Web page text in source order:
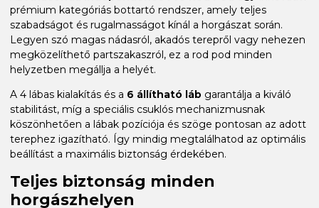
prémium kategóriás bottartó rendszer, amely teljes
szabadságot és rugalmasságot kínál a horgászat során.
Legyen szó magas nádasról, akadós terepről vagy nehezen
megközelíthető partszakaszról, ez a rod pod minden
helyzetben megállja a helyét.
A 4 lábas kialakítás és a 6 állítható láb garantálja a kiváló
stabilitást, míg a speciális csuklós mechanizmusnak
köszönhetően a lábak pozíciója és szöge pontosan az adott
terephez igazítható. Így mindig megtalálhatod az optimális
beállítást a maximális biztonság érdekében.
Teljes biztonság minden
horgászhelyen